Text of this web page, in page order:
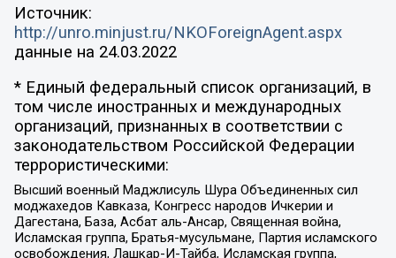
Источник:
http://unro.minjust.ru/NKOForeignAgent.aspx
данные на 24.03.2022
* Единый федеральный список организаций, в
том числе иностранных и международных
организаций, признанных в соответствии с
законодательством Российской Федерации
террористическими:
Высший военный Маджлисуль Шура Объединенных сил
моджахедов Кавказа, Конгресс народов Ичкерии и
Дагестана, База, Асбат аль-Ансар, Священная война,
Исламская группа, Братья-мусульмане, Партия исламского
освобождения, Лашкар-И-Тайба, Исламская группа,